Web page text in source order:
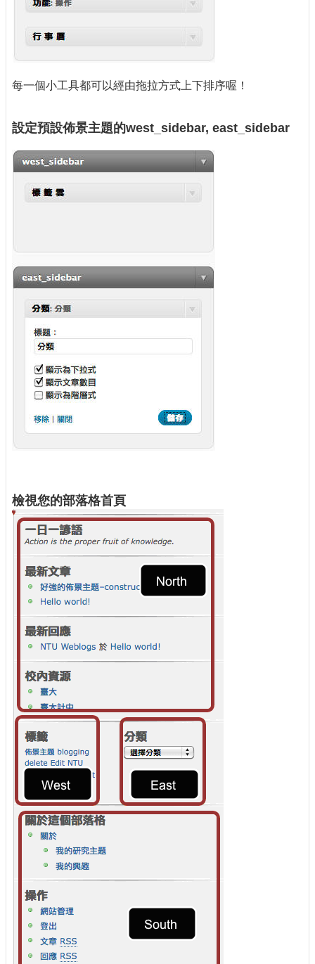
每一個小工具都可以經由拖拉方式上下排序喔！
設定預設佈景主題的west_sidebar, east_sidebar
檢視您的部落格首頁